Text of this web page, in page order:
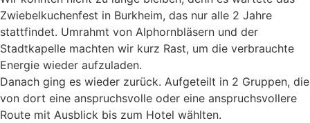
Zwiebelkuchenfest in Burkheim, das nur alle 2 Jahre
stattfindet. Umrahmt von Alphornbläsern und der
Stadtkapelle machten wir kurz Rast, um die verbrauchte
Energie wieder aufzuladen.
Danach ging es wieder zurück. Aufgeteilt in 2 Gruppen, die
von dort eine anspruchsvolle oder eine anspruchsvollere
Route mit Ausblick bis zum Hotel wählten.